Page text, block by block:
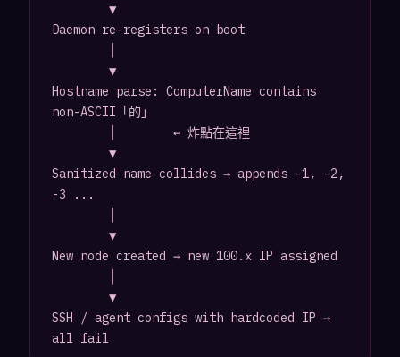
Daemon re-registers on boot
Hostname parse: ComputerName contains
non-ASCII「的」
Sanitized name collides → appends -1, -2,
-3 ...
New node created → new 100.x IP assigned
SSH / agent configs with hardcoded IP →